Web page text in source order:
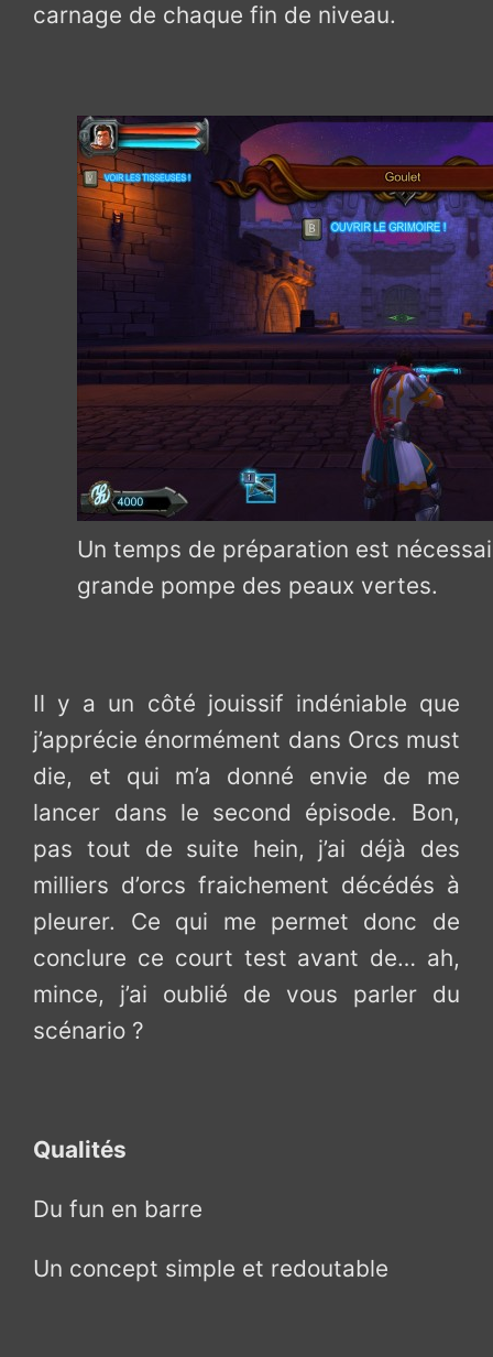
carnage de chaque fin de niveau.
Un temps de préparation est
grande pompe des peaux vertes.
Il y a un côté jouissif indéniable que
j’apprécie énormément dans Orcs must
die, et qui m’a donné envie de me
lancer dans le second épisode. Bon,
pas tout de suite hein, j’ai déjà des
milliers d’orcs fraichement décédés à
pleurer. Ce qui me permet donc de
conclure ce court test avant de… ah,
mince, j’ai oublié de vous parler du
scénario ?
Qualités
Du fun en barre
Un concept simple et redoutable